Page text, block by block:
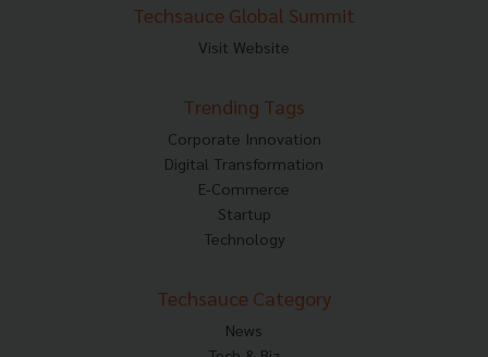
Techsauce Global Summit
Visit Website
Trending Tags
Corporate Innovation
Digital Transformation
E-Commerce
Startup
Technology
Techsauce Category
News